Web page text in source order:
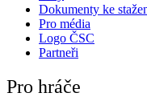
Dokumenty ke
Pro média
Logo ČSC
Partneři
Pro hráče